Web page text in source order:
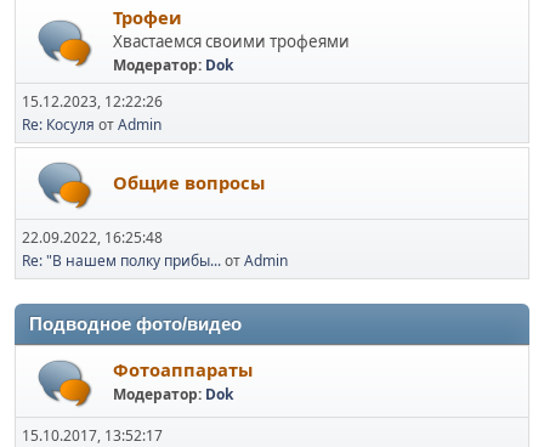
Трофеи
Хвастаемся своими трофеями
Модератор: Dok
15.12.2023, 12:22:26
Re: Косуля отAdmin
Общие вопросы
22.09.2022, 16:25:48
Re: "В нашем полку прибы...отAdmin
Подводное фото/видео
Фотоаппараты
Модератор: Dok
15.10.2017, 13:52:17